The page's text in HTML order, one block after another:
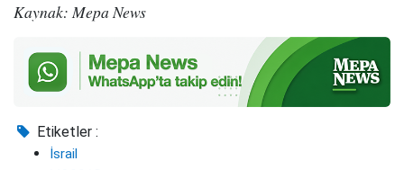
Kaynak: Mepa News
Etiketler :
İsrail